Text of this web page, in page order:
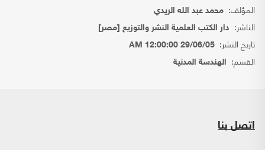
المؤلف: محمد عبد الله الريدي
الناشر: دار الكتب العلمية النشر والتوزيع [مصر]
تاريخ النشر: 29/06/05 12:00:00 AM
القسم: الهندسة المدنية
اتصل بنا